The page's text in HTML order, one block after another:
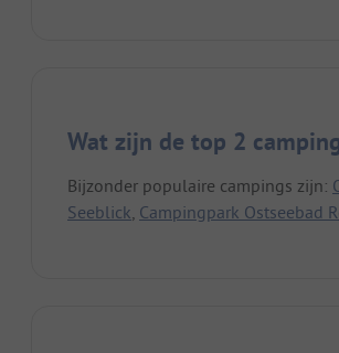
Wat zijn de top 2
Bijzonder populaire campings zijn:
Seeblick Campingpark Ostseebad